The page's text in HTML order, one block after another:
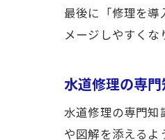
最後に「修理を導
メージしやすくな
水道修理の専
水道修理の専門知
や図解を添えるよ